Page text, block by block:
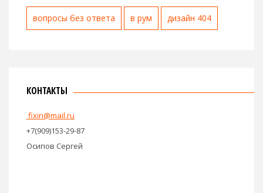
вопросы без ответа в рум дизайн 404
КОНТАКТЫ
fixin@mail.ru
+7(909)153-29-87
Осипов Сергей